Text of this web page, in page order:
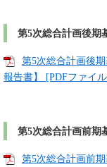
第5次総合計画後期
第5次総合計画後
報告書】 [PDFファイ
第5次総合計画前期
第5次総合計画前